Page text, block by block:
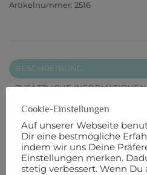
Artikelnummer: 2516
BESCHREIBUNG
ZUSÄTZLICHE INFORMATIONEN
PRODUKTSICHERHEIT
POLY SHEEN No. 40
800 m Länge
Cookie-Einstellungen
Auf unserer Webseite
Dir eine bestmögliche
indem wir uns Deine
Einstellungen merken.
stetig verbessert. Wenn Du